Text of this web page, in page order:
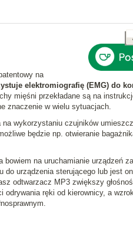
na
elektromiografię (EMG) do
mięśni przekładane są na
znaczenie w wielu sytuacjach.
na wykorzystaniu czujników
będzie np. otwieranie
na uruchamianie urządzeń
urządzenia sterującego lub jest
odtwarzacz MP3 zwiększy
ręki od kierownicy, a